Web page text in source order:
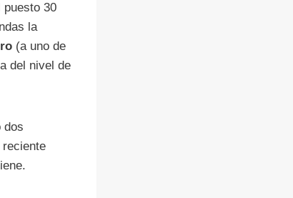
puesto 30
la
(a uno de
del nivel de
dos